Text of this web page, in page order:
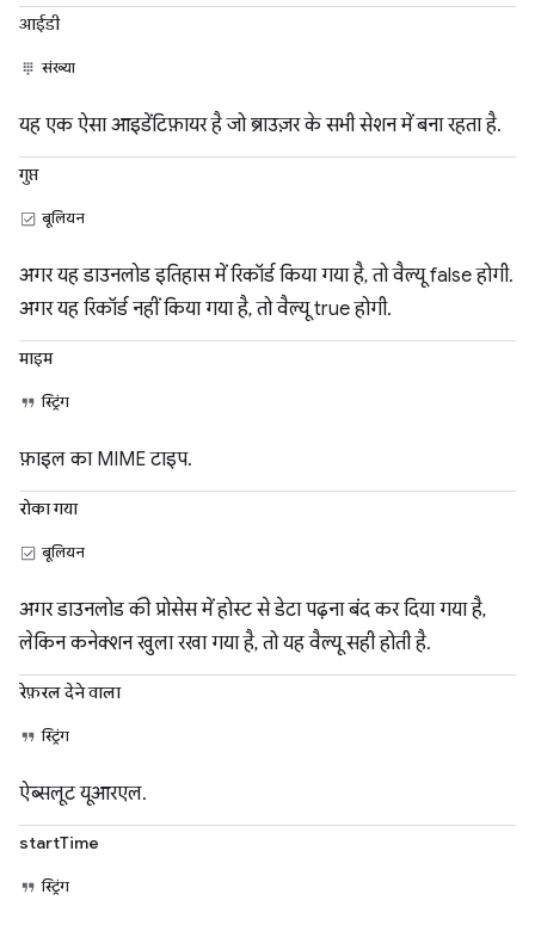
आईडी
संख्या
यह एक ऐसा आइडेंटिफ़ायर है जो ब्राउज़र के सभी सेशन में बना रहता है.
गुप्त
बूलियन
अगर यह डाउनलोड इतिहास में रिकॉर्ड किया गया है, तो वैल्यू false होगी.
अगर यह रिकॉर्ड नहीं किया गया है, तो वैल्यू true होगी.
माइम
स्ट्रिंग
फ़ाइल का MIME टाइप.
रोका गया
बूलियन
अगर डाउनलोड की प्रोसेस में होस्ट से डेटा पढ़ना बंद कर दिया गया है,
लेकिन कनेक्शन खुला रखा गया है, तो यह वैल्यू सही होती है.
रेफ़रल देने वाला
स्ट्रिंग
ऐब्सलूट यूआरएल.
startTime
स्ट्रिंग